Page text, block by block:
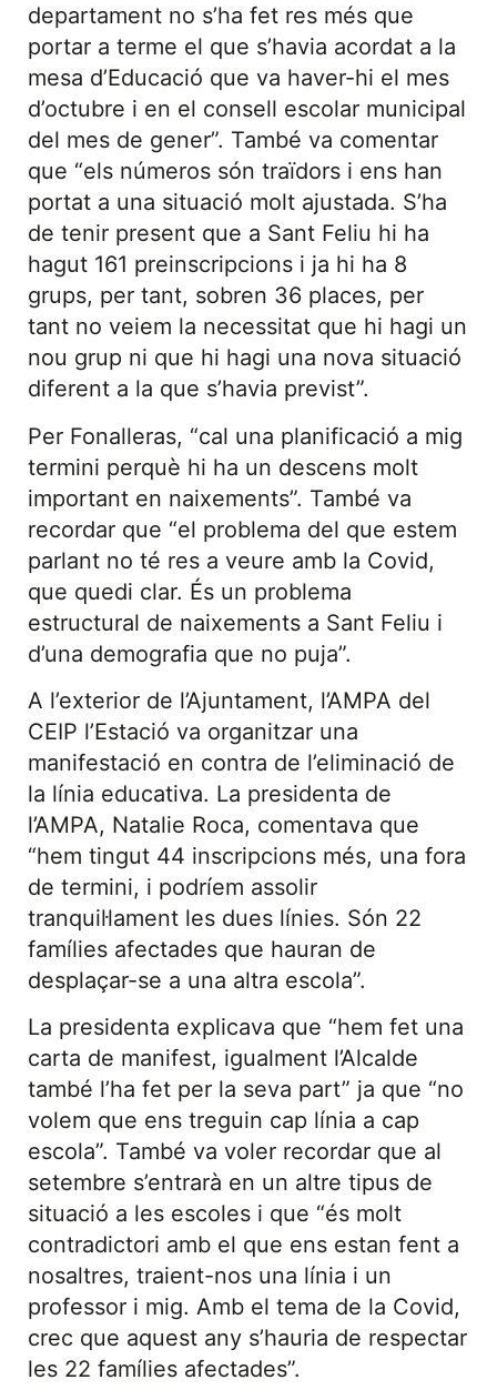
departament no s’ha fet res més que
portar a terme el que s’havia acordat a la
mesa d’Educació que va haver-hi el mes
d’octubre i en el consell escolar municipal
del mes de gener”. També va comentar
que “els números són traïdors i ens han
portat a una situació molt ajustada. S’ha
de tenir present que a Sant Feliu hi ha
hagut 161 preinscripcions i ja hi ha 8
grups, per tant, sobren 36 places, per
tant no veiem la necessitat que hi hagi un
nou grup ni que hi hagi una nova situació
diferent a la que s’havia previst”.
Per Fonalleras, “cal una planificació a mig
termini perquè hi ha un descens molt
important en naixements”. També va
recordar que “el problema del que estem
parlant no té res a veure amb la Covid,
que quedi clar. És un problema
estructural de naixements a Sant Feliu i
d’una demografia que no puja”.
A l’exterior de l’Ajuntament, l’AMPA del
CEIP l’Estació va organitzar una
manifestació en contra de l’eliminació de
la línia educativa. La presidenta de
l’AMPA, Natalie Roca, comentava que
“hem tingut 44 inscripcions més, una fora
de termini, i podríem assolir
tranquil·lament les dues línies. Són 22
famílies afectades que hauran de
desplaçar-se a una altra escola”.
La presidenta explicava que “hem fet una
carta de manifest, igualment l’Alcalde
també l’ha fet per la seva part” ja que “no
volem que ens treguin cap línia a cap
escola”. També va voler recordar que al
setembre s’entrarà en un altre tipus de
situació a les escoles i que “és molt
contradictori amb el que ens estan fent a
nosaltres, traient-nos una línia i un
professor i mig. Amb el tema de la Covid,
crec que aquest any s’hauria de respectar
les 22 famílies afectades”.